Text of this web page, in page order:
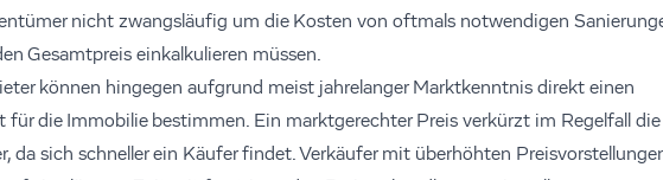
nicht zwangsläufig um die Kosten von oftmals notwendigen
Gesamtpreis einkalkulieren müssen.
können hingegen aufgrund meist jahrelanger Marktkenntnis direkt einen
für die Immobilie bestimmen. Ein marktgerechter Preis verkürzt im Regelfall die
da sich schneller ein Käufer findet. Verkäufer mit überhöhten